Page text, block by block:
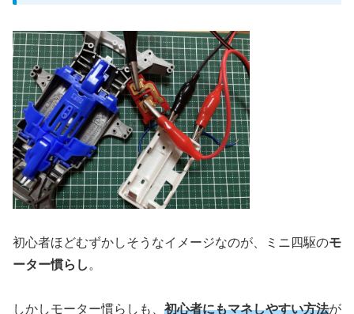
初心者ほどむずかしそうなイメージなのが、ミニ四駆のモ
ーター慣らし 。
しかしモーター慣らしも、 初心者にもマネしやすい方法が